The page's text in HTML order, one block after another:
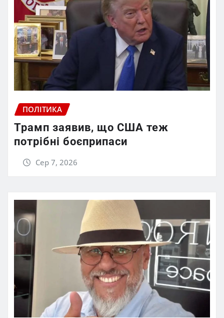
ПОЛІТИКА
Трамп заявив, що США теж
потрібні боєприпаси
Сер 7, 2026